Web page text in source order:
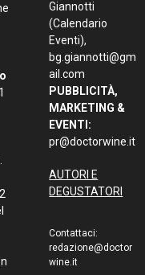
Giannotti
(Calendario
Eventi),
bg.giannotti@gm
ail.com
PUBBLICITÀ,
MARKETING &
EVENTI:
pr@doctorwine.it
AUTORI E
DEGUSTATORI
Contattaci:
redazione@doctor
wine.it